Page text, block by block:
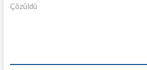
Çözüldü